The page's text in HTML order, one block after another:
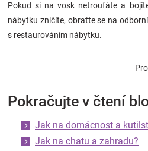
Pokud si na vosk netroufáte a
nábytku zničíte, obraťte se na
s restaurováním nábytku.
Pro
Pokračujte v čtení
Jak na domácnost a
Jak na chatu a zahradu?